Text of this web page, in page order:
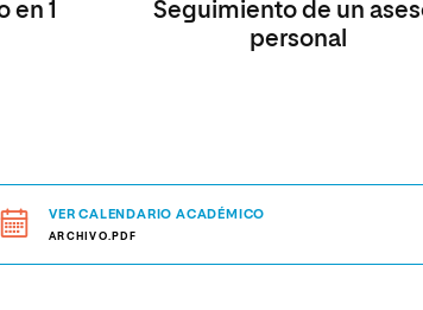
en 1
Seguimiento de un
personal
VER CALENDARIO ACADÉMICO
ARCHIVO.PDF